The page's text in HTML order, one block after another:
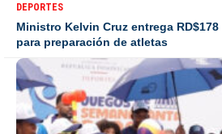
DEPORTES
Ministro Kelvin Cruz entrega
para preparación de atletas